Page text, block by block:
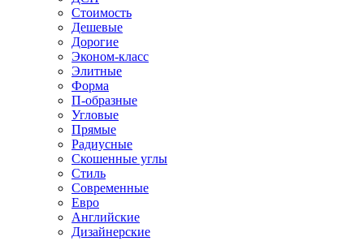
Стоимость
Дешевые
Дорогие
Эконом-класс
Элитные
Форма
П-образные
Угловые
Прямые
Радиусные
Скошенные углы
Стиль
Современные
Евро
Английские
Дизайнерские